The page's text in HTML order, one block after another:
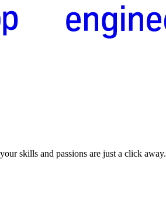
skills and passions are just a click away.